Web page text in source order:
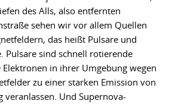
des Alls, also entfernten
sehen wir vor allem Quellen
das heißt Pulsare und
Pulsare sind schnell rotierende
in ihrer Umgebung wegen
zu einer starken Emission von
Und Supernova-